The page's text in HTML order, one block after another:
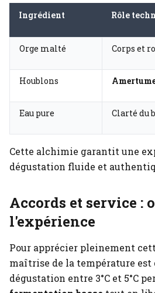
Ingrédient Rôle
Orge malté Corps et
Houblons
Eau pure Clarté du
Cette alchimie garantit une
dégustation fluide et
Accords et service :
l'expérience
Pour apprécier pleinement
maîtrise de la température est
dégustation entre 3°C et 5°C